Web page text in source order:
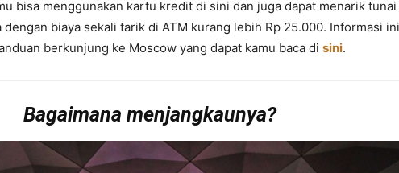
bisa menggunakan kartu kredit di sini dan juga dapat menarik tunai
dengan biaya sekali tarik di ATM kurang lebih Rp 25.000. Informasi ini
berkunjung ke Moscow yang dapat kamu baca di sini.
Bagaimana menjangkaunya?